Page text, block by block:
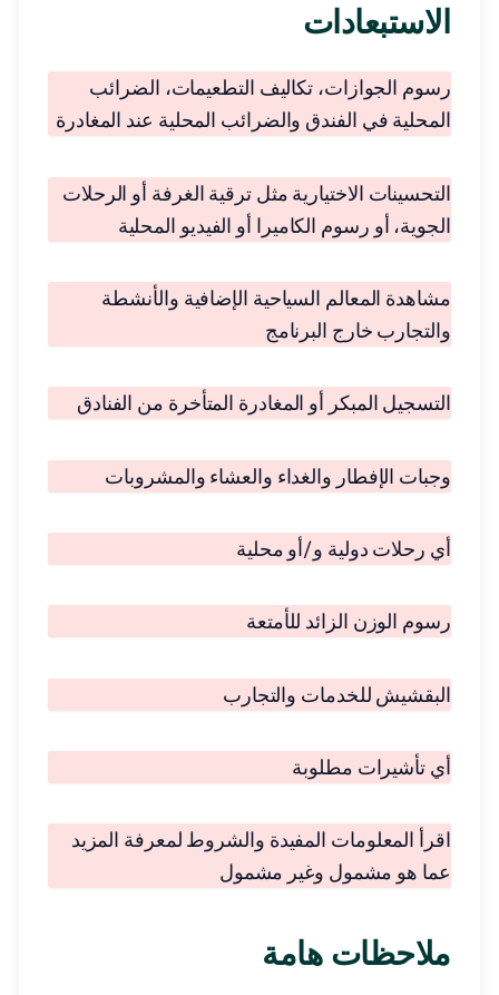
الاستبعادات
رسوم الجوازات، تكاليف التطعيمات، الضرائب
المحلية في الفندق والضرائب المحلية عند المغادرة
التحسينات الاختيارية مثل ترقية الغرفة أو الرحلات
الجوية، أو رسوم الكاميرا أو الفيديو المحلية
مشاهدة المعالم السياحية الإضافية والأنشطة
والتجارب خارج البرنامج
التسجيل المبكر أو المغادرة المتأخرة من الفنادق
وجبات الإفطار والغداء والعشاء والمشروبات
أي رحلات دولية و/أو محلية
رسوم الوزن الزائد للأمتعة
البقشيش للخدمات والتجارب
أي تأشيرات مطلوبة
اقرأ المعلومات المفيدة والشروط لمعرفة المزيد
عما هو مشمول وغير مشمول
ملاحظات هامة